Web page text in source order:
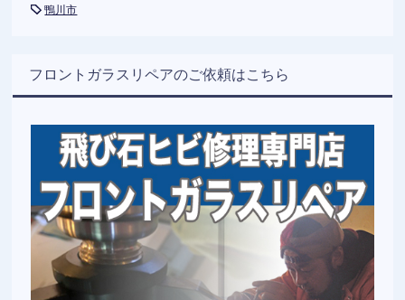
鴨川市
フロントガラスリペアのご依頼はこちら